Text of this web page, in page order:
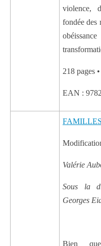
violence,
fondée des
218 pages
EAN :
Valérie
Sous la
Georges
Bien